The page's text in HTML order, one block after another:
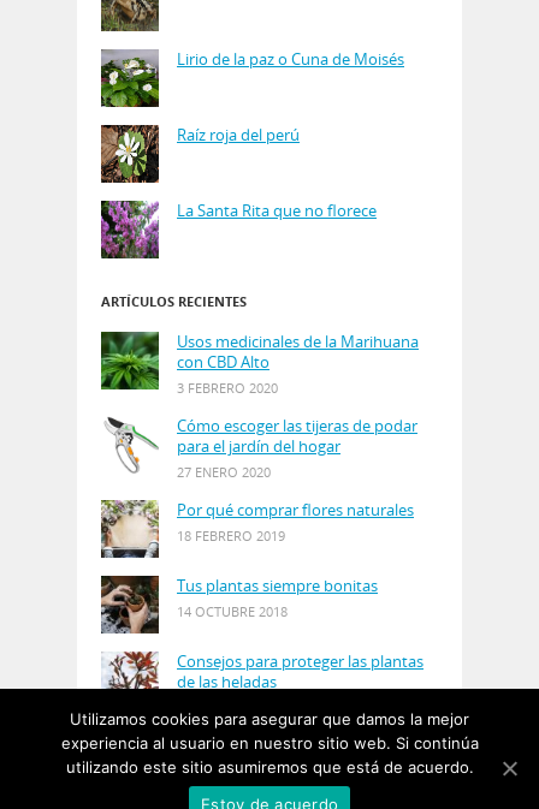
Lirio de la paz o Cuna de Moisés
Raíz roja del perú
La Santa Rita que no florece
ARTÍCULOS RECIENTES
Usos medicinales de la Marihuana
con CBD Alto
3 FEBRERO 2020
Cómo escoger las tijeras de podar
para el jardín del hogar
27 ENERO 2020
Por qué comprar flores naturales
18 FEBRERO 2019
Tus plantas siempre bonitas
14 OCTUBRE 2018
Consejos para proteger las plantas
de las heladas
© Copyright 2019PlantasyJardines· Designed by
Utilizamos cookies para asegurar que damos la mejor
experiencia al usuario en nuestro sitio web. Si continúa
utilizando este sitio asumiremos que está de acuerdo.
Estoy de acuerdo